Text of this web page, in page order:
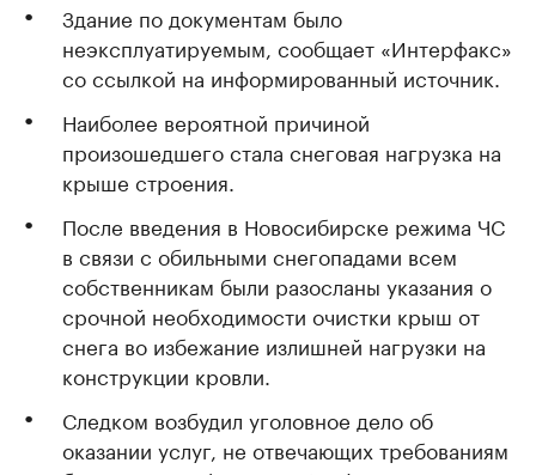
Здание по документам было
неэксплуатируемым, сообщает «Интерфакс»
со ссылкой на информированный источник.
Наиболее вероятной причиной
произошедшего стала снеговая нагрузка на
крыше строения.
После введения в Новосибирске режима ЧС
в связи с обильными снегопадами всем
собственникам были разосланы указания о
срочной необходимости очистки крыш от
снега во избежание излишней нагрузки на
конструкции кровли.
Следком возбудил уголовное дело об
оказании услуг, не отвечающих требованиям